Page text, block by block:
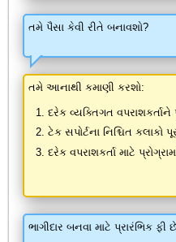
તમે પૈસા કેવી રીતે બનાવશો?
તમે આનાથી કમાણી કરશો:
દરેક વ્યક્તિગત
ટેક સપોર્ટના નિશ્ચિત કલાકો
દરેક વપરાશકર્તા માટે
ભાગીદાર બનવા માટે પ્રારંભિક ફી